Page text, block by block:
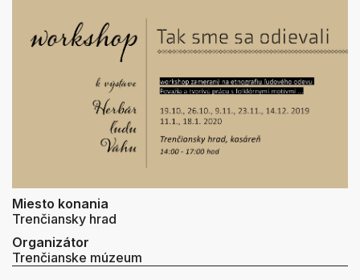
Miesto konania
Trenčiansky hrad
Organizátor
Trenčianske múzeum